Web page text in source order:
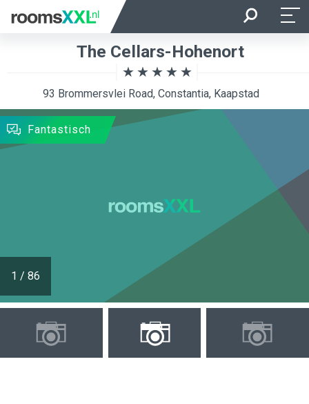
Ligging van de kamer Kamer
ZOEKEN
The Cellars-Hohenort
93 Brommersvlei Road, Constantia, Kaapstad
1 / 86
Fantastisch